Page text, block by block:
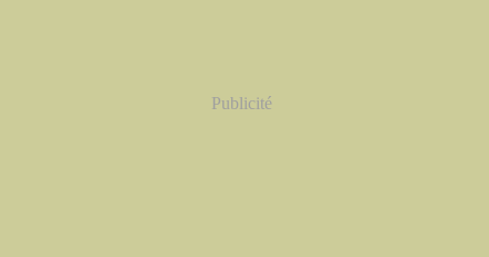
Publicité